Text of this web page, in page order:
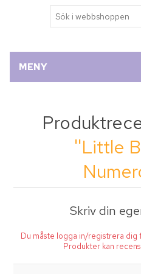
MENY
Little
Skriv din
Du måste logga in/registrera dig
Produkter kan